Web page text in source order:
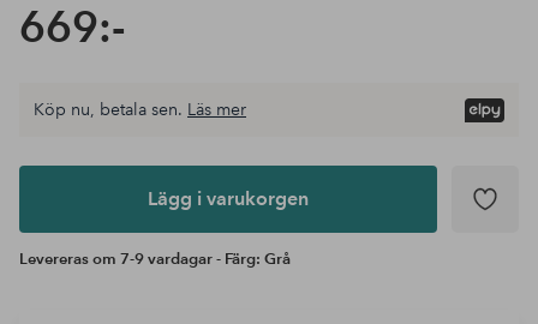
669:-
Lägg i
Köp nu, betala sen. Läs mer
Lägg i varukorgen
Levereras om 7-9 vardagar - Färg: Grå